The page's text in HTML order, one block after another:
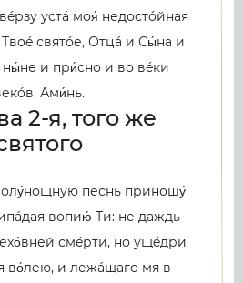
устá моя́ недостóйная
святóе, Отцá и Сы́на и
ны́не и при́сно и во вéки
Ами́нь.
2-я, того же
песнь приношу́
вопию́ Ти: не даждь
смéрти, но ущéдри
во́лею, и лежáщаго мя в